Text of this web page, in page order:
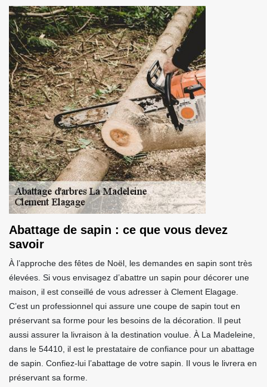
Abattage de sapin : ce que vous devez
savoir
À l’approche des fêtes de Noël, les demandes en sapin sont très
élevées. Si vous envisagez d’abattre un sapin pour décorer une
maison, il est conseillé de vous adresser à Clement Elagage.
C’est un professionnel qui assure une coupe de sapin tout en
préservant sa forme pour les besoins de la décoration. Il peut
aussi assurer la livraison à la destination voulue. À La Madeleine,
dans le 54410, il est le prestataire de confiance pour un abattage
de sapin. Confiez-lui l’abattage de votre sapin. Il vous le livrera en
préservant sa forme.